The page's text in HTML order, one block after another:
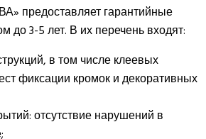
предоставляет гарантийные
до 3-5 лет. В их перечень входят:
в том числе клеевых
фиксации кромок и декоративных
отсутствие нарушений в